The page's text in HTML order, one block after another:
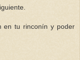
en tu rinconín y poder